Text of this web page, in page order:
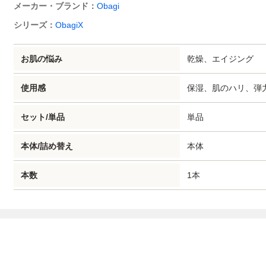
メーカー・ブランド： Obagi
シリーズ： ObagiX
お肌の悩み 乾燥、 エイジング
使用感 保湿、 肌のハリ、弾
セット/単品 単品
本体/詰め替え 本体
本数 1本